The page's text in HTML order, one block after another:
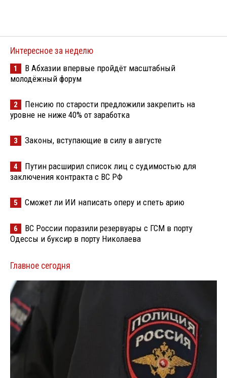
Интересное за неделю
1
В Абхазии впервые пройдёт масштабный
молодёжный форум
2
Пенсию по старости предложили закрепить на
уровне не ниже 40% от заработка
3 Законы, вступающие в силу в августе
4
Путин расширил список лиц с судимостью для
заключения контракта с ВС РФ
5 Сможет ли ИИ написать оперу и спеть арию
6
ВС России поразили резервуары с ГСМ в порту
Одессы и буксир в порту Николаева
Главное сегодня